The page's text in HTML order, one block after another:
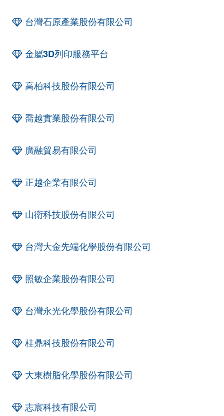
台灣石原產業股份有限公司
金屬3D列印服務平台
高柏科技股份有限公司
喬越實業股份有限公司
廣融貿易有限公司
正越企業有限公司
山衛科技股份有限公司
台灣大金先端化學股份有限公司
照敏企業股份有限公司
台灣永光化學股份有限公司
桂鼎科技股份有限公司
大東樹脂化學股份有限公司
志宸科技有限公司